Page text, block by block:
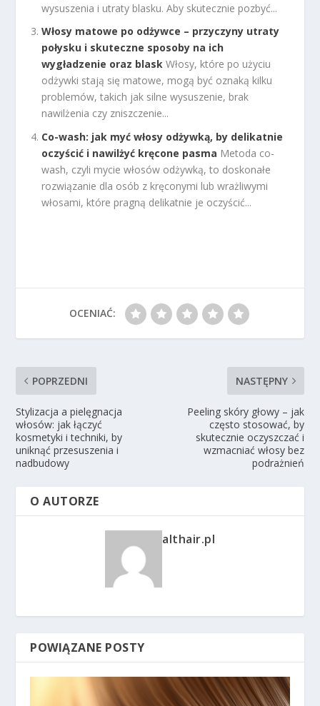
wysuszenia i utraty blasku. Aby skutecznie pozbyć...
Włosy matowe po odżywce – przyczyny utraty
połysku i skuteczne sposoby na ich
wygładzenie oraz blask Włosy, które po użyciu
odżywki stają się matowe, mogą być oznaką kilku
problemów, takich jak silne wysuszenie, brak
nawilżenia czy zniszczenie...
Co-wash: jak myć włosy odżywką, by delikatnie
oczyścić i nawilżyć kręcone pasma Metoda co-
wash, czyli mycie włosów odżywką, to doskonałe
rozwiązanie dla osób z kręconymi lub wrażliwymi
włosami, które pragną delikatnie je oczyścić...
OCENIAĆ:
POPRZEDNI
Stylizacja a pielęgnacja
włosów: jak łączyć
kosmetyki i techniki, by
uniknąć przesuszenia i
nadbudowy
NASTĘPNY
Peeling skóry głowy – jak
często stosować, by
skutecznie oczyszczać i
wzmacniać włosy bez
podrażnień
O AUTORZE
althair.pl
POWIĄZANE POSTY